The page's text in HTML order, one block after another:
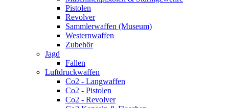
Pistolen
Revolver
Sammlerwaffen (Museum)
Westernwaffen
Zubehör
Jagd
Fallen
Luftdruckwaffen
Co2 - Langwaffen
Co2 - Pistolen
Co2 - Revolver